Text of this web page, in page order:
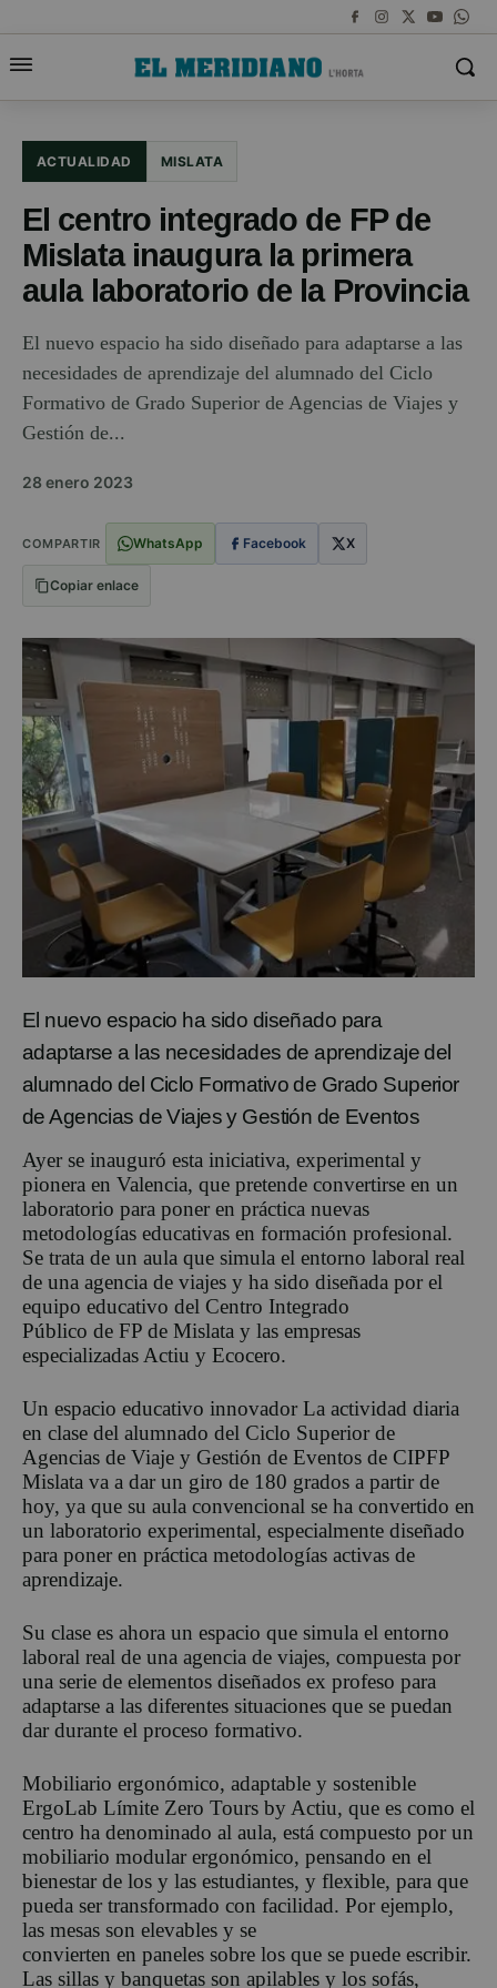
ACTUALIDAD MISLATA
El centro integrado de FP de
Mislata inaugura la primera
aula laboratorio de la Provincia
El nuevo espacio ha sido diseñado para adaptarse a las
necesidades de aprendizaje del alumnado del Ciclo
Formativo de Grado Superior de Agencias de Viajes y
Gestión de...
28 enero 2023
COMPARTIR WhatsApp Facebook X
Copiar enlace
El nuevo espacio ha sido diseñado para
adaptarse a las necesidades de aprendizaje del
alumnado del Ciclo Formativo de Grado Superior
de Agencias de Viajes y Gestión de Eventos
Ayer se inauguró esta iniciativa, experimental y
pionera en Valencia, que pretende convertirse en un
laboratorio para poner en práctica nuevas
metodologías educativas en formación profesional.
Se trata de un aula que simula el entorno laboral real
de una agencia de viajes y ha sido diseñada por el
equipo educativo del Centro Integrado
Público de FP de Mislata y las empresas
especializadas Actiu y Ecocero.
Un espacio educativo innovador La actividad diaria
en clase del alumnado del Ciclo Superior de
Agencias de Viaje y Gestión de Eventos de CIPFP
Mislata va a dar un giro de 180 grados a partir de
hoy, ya que su aula convencional se ha convertido en
un laboratorio experimental, especialmente diseñado
para poner en práctica metodologías activas de
aprendizaje.
Su clase es ahora un espacio que simula el entorno
laboral real de una agencia de viajes, compuesta por
una serie de elementos diseñados ex profeso para
adaptarse a las diferentes situaciones que se puedan
dar durante el proceso formativo.
Mobiliario ergonómico, adaptable y sostenible
ErgoLab Límite Zero Tours by Actiu, que es como el
centro ha denominado al aula, está compuesto por un
mobiliario modular ergonómico, pensando en el
bienestar de los y las estudiantes, y flexible, para que
pueda ser transformado con facilidad. Por ejemplo,
las mesas son elevables y se
convierten en paneles sobre los que se puede escribir.
Las sillas y banquetas son apilables y los sofás,